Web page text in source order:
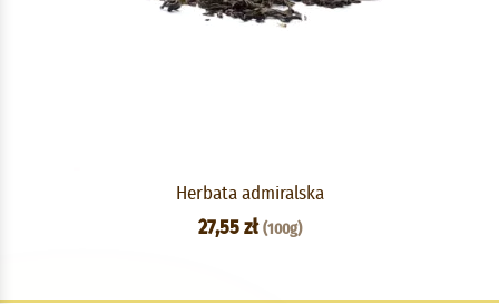
Herbata admiralska
27,55 zł (100g)